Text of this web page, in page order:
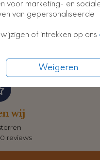
voor marketing- en
van gepersonaliseerde
of intrekken op ons
Weigeren
wij
reviews